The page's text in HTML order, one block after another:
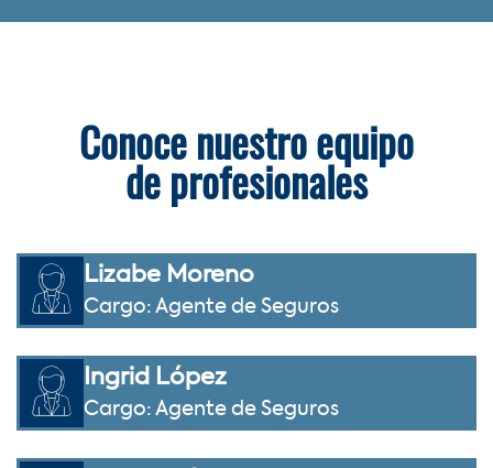
Conoce nuestro equipo
de profesionales
Lizabe Moreno
Cargo: Agente de Seguros
Ingrid López
Cargo: Agente de Seguros